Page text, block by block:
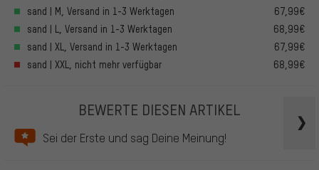
sand | M, Versand in 1-3 Werktagen
67,99€
sand | L, Versand in 1-3 Werktagen
68,99€
sand | XL, Versand in 1-3 Werktagen
67,99€
sand | XXL, nicht mehr verfügbar
68,99€
BEWERTE DIESEN ARTIKEL
Sei der Erste und sag Deine Meinung!